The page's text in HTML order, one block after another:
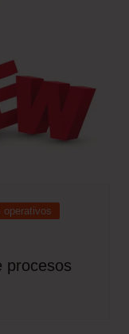
operativos
procesos